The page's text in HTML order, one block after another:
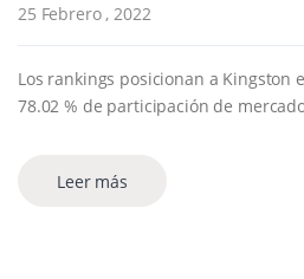
25 Febrero , 2022
Los rankings posicionan a Kingston
78.02 % de participación de
Leer más